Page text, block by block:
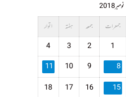
نومبر 2018
جمعرات جمعہ ہفتہ اتوار
1
2
3
4
8
9
10
11
15
16
17
18